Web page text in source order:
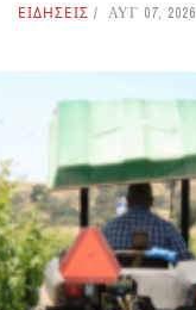
ΕΙΔΗΣΕΙΣ ΑΥΓ 07, 2026